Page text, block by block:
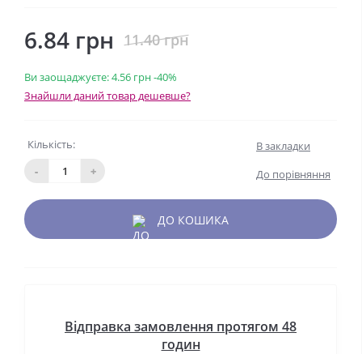
6.84 грн 11.40 грн
Ви заощаджуєте:4.56 грн-40%
Знайшли даний товар дешевше?
Кількість:
-
+
В закладки
До порівняння
ДО КОШИКА
Відправка замовлення протягом 48
годин